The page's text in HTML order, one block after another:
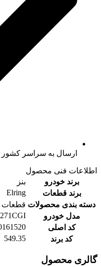
ارسال به سراسر کشور
اطلاعات فنی محصول
برند خودرو
بنز
برند قطعات
Elring
دسته بندی محصولات قطعات
مدل خودرو
کد اصلی
کد برند
549.35
گالری محصول